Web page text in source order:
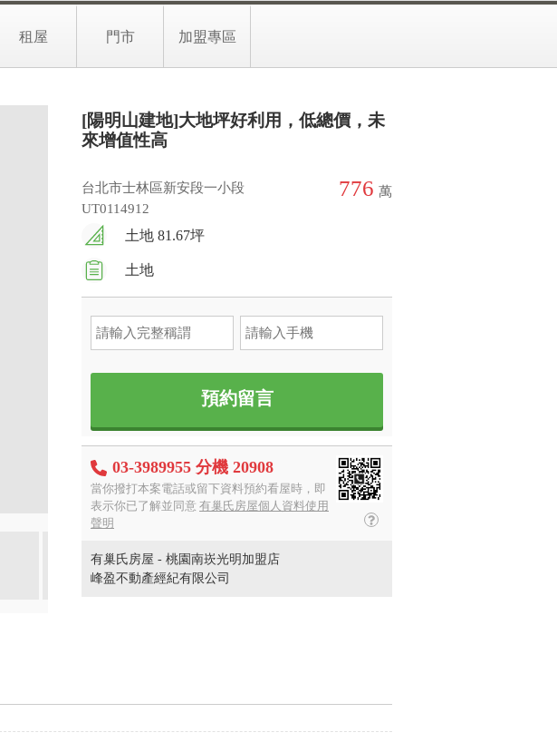
租屋 門市 加盟專區
[陽明山建地]大地坪好利用，低總價，未
來增值性高
台北市士林區新安段一小段
UT0114912
776 萬
土地 81.67坪
土地
預約留言
03-3989955 分機 20908
當你撥打本案電話或留下資料預約看屋時，即
表示你已了解並同意 有巢氏房屋個人資料使用
聲明
有巢氏房屋 - 桃園南崁光明加盟店
峰盈不動產經紀有限公司